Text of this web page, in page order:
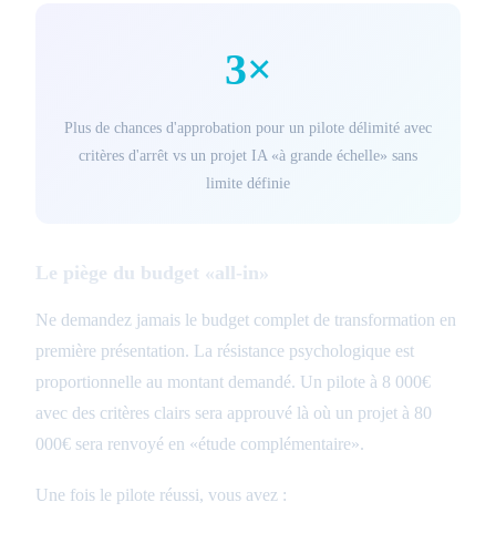
3×
Plus de chances d'approbation pour un pilote délimité avec
critères d'arrêt vs un projet IA «à grande échelle» sans
limite définie
Le piège du budget «all-in»
Ne demandez jamais le budget complet de transformation en
première présentation. La résistance psychologique est
proportionnelle au montant demandé. Un pilote à 8 000€
avec des critères clairs sera approuvé là où un projet à 80
000€ sera renvoyé en «étude complémentaire».
Une fois le pilote réussi, vous avez :